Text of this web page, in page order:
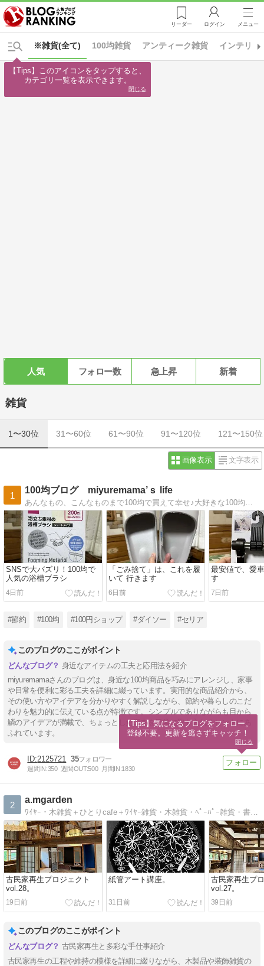
リーダー ログイン メニュー
※雑貨(全て) 100均雑貨 アンティーク雑貨 インテリア
人気 フォロー数 急上昇 新着
雑貨
1〜30位 31〜60位 61〜90位 91〜120位 121〜150位
画像表示 文字表示
1
100均ブログ miyuremama’ｓ life
SNSで大バズリ！100均で
人気の浴槽ブラシ
4日前
「ごみ捨て」は、これを履
いて 行きます
6日前
最安値で、愛
す
7日前
#節約 #100均 #100円ショップ #ダイソー #セリア
このブログのここがポイント
身近なアイテムの工夫と応用法を紹介
miyuremamaさんのブログは、身近な100均商品を巧みにアレンジし、家事
や日常を便利に彩る工夫を詳細に綴っています。実用的な商品紹介から、
その使い方やアイデアを分かりやすく解説しながら、節約や暮らしのこだ
わりを魅力的に伝えている点が特徴です。シンプルでありながらも目から
鱗のアイデアが満載で、ちょっとした工夫を日常に取り入れるヒントにあ
ふれています。
2125721 35
週間IN:350 週間OUT:500 月間IN:1830
2
a.mgarden
ﾜｲﾔｰ・木雑貨＋ひとりcafe＋ﾜｲﾔｰ雑貨・木雑貨・ﾍﾟｰﾊﾟｰ雑貨・書・ひとりcafe・流木・器・住
古民家再生プロジェクト
vol.28。
19日前
紙管アート講座。
31日前
古民家再生プ
vol.27。
39日前
このブログのここがポイント
古民家再生と多彩な手仕事紹介
古民家再生の工程や維持の模様を詳細に綴りながら、木製品や装飾雑貨の
【Tips】このアイコンをタップすると、
カテゴリ一覧を表示できます。
閉じる
【Tips】気になるブログをフォロー。
登録不要。更新を逃さずキャッチ！
閉じる